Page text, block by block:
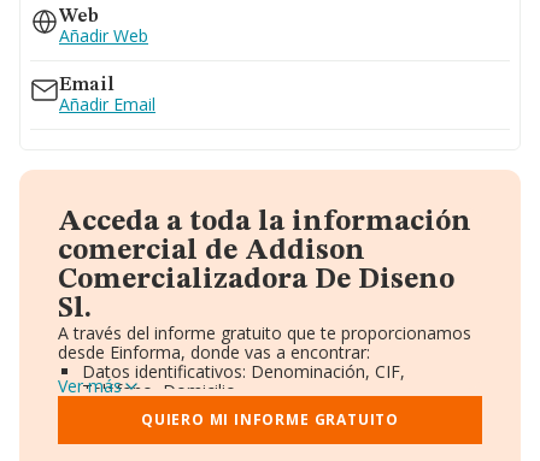
Web
Añadir Web
Email
Añadir Email
Acceda a toda la información
comercial de Addison
Comercializadora De Diseno
Sl.
A través del informe gratuito que te proporcionamos
desde Einforma, donde vas a encontrar:
Datos identificativos: Denominación, CIF,
Teléfono, Domicilio.
Informe Mercantil Completo (BORME).
Gráficos de Evolución Ventas y Empleados.
Consejo de Administración y Administradores.
Ver más
QUIERO MI INFORME GRATUITO